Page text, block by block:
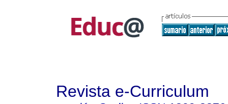
Revista e-Curriculum